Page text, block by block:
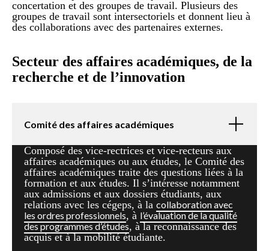
concertation et des groupes de travail. Plusieurs des
groupes de travail sont intersectoriels et donnent lieu à
des collaborations avec des partenaires externes.
Secteur des affaires académiques, de la
recherche et de l’innovation
Comité des affaires académiques
Composé des vice-rectrices et vice-recteurs aux
affaires académiques ou aux études, le Comité des
affaires académiques traite des questions liées à la
formation et aux études. Il s’intéresse notamment
aux admissions et aux dossiers étudiants, aux
relations avec les cégeps, à la collaboration avec
les ordres professionnels, à l’évaluation de la qualité
des programmes d’études, à la reconnaissance des
acquis et à la mobilité étudiante.